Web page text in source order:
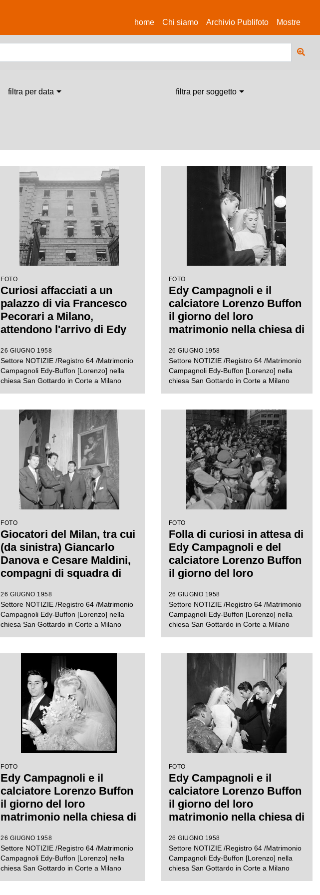
home(current)
Chi siamo Archivio Publifoto Mostre
filtra per data filtra per soggetto
FOTO
Curiosi affacciati a un
palazzo di via Francesco
Pecorari a Milano,
attendono l'arrivo di Edy
calciatore Lorenzo Buffon
che si sposeranno nella
chiesa di San Gottardo in
Corte
26 GIUGNO 1958
Settore NOTIZIE /Registro 64 /Matrimonio
Campagnoli Edy-Buffon [Lorenzo] nella
chiesa San Gottardo in Corte a Milano
FOTO
Edy Campagnoli e il
calciatore Lorenzo Buffon
il giorno del loro
matrimonio nella chiesa di
Milano
26 GIUGNO 1958
Settore NOTIZIE /Registro 64 /Matrimonio
Campagnoli Edy-Buffon [Lorenzo] nella
chiesa San Gottardo in Corte a Milano
FOTO
Giocatori del Milan, tra cui
(da sinistra) Giancarlo
Danova e Cesare Maldini,
compagni di squadra di
suo matrimonio con Edy
Campagnoli nella chiesa
di San Gottardo in Corte a
Milano
26 GIUGNO 1958
Settore NOTIZIE /Registro 64 /Matrimonio
Campagnoli Edy-Buffon [Lorenzo] nella
chiesa San Gottardo in Corte a Milano
FOTO
Folla di curiosi in attesa di
Edy Campagnoli e del
calciatore Lorenzo Buffon
il giorno del loro
chiesa di San Gottardo in
Corte, a Milano
26 GIUGNO 1958
Settore NOTIZIE /Registro 64 /Matrimonio
Campagnoli Edy-Buffon [Lorenzo] nella
chiesa San Gottardo in Corte a Milano
FOTO
Edy Campagnoli e il
calciatore Lorenzo Buffon
il giorno del loro
matrimonio nella chiesa di
Milano
26 GIUGNO 1958
Settore NOTIZIE /Registro 64 /Matrimonio
Campagnoli Edy-Buffon [Lorenzo] nella
chiesa San Gottardo in Corte a Milano
FOTO
Edy Campagnoli e il
calciatore Lorenzo Buffon
il giorno del loro
matrimonio nella chiesa di
Milano
26 GIUGNO 1958
Settore NOTIZIE /Registro 64 /Matrimonio
Campagnoli Edy-Buffon [Lorenzo] nella
chiesa San Gottardo in Corte a Milano